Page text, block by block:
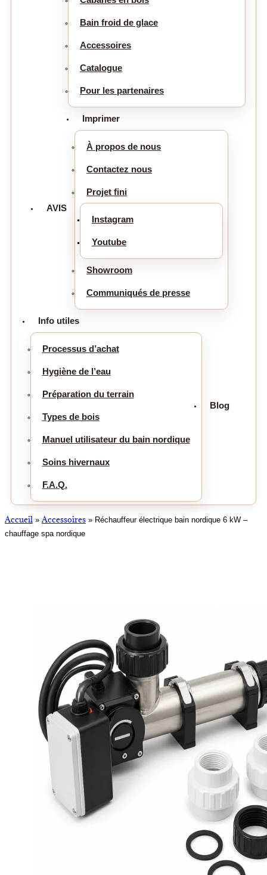
Bain froid de glace
Accessoires
Catalogue
Pour les partenaires
AVIS
Imprimer
À propos de nous
Contactez nous
Projet fini
Instagram
Youtube
Showroom
Communiqués de presse
Info utiles
Processus d’achat
Hygiène de l’eau
Préparation du terrain
Types de bois
Manuel utilisateur du bain nordique
Soins hivernaux
F.A.Q.
Blog
Accueil » Accessoires » Réchauffeur électrique bain nordique 6 kW –
chauffage spa nordique